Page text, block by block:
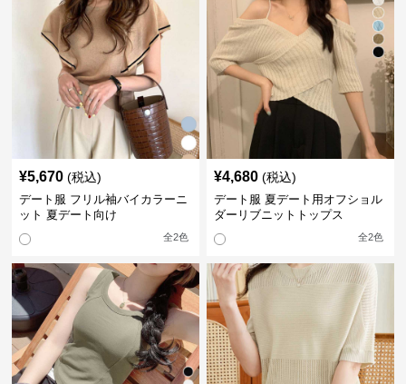
¥5,670 (税込)
デート服 フリル袖バイカラーニ
ット 夏デート向け
全2色
¥4,680 (税込)
デート服 夏デート用オフショル
ダーリブニットトップス
全2色